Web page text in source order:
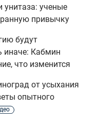
унитаза: ученые
привычку
будут
иначе: Кабмин
что изменится
от усыхания
опытного